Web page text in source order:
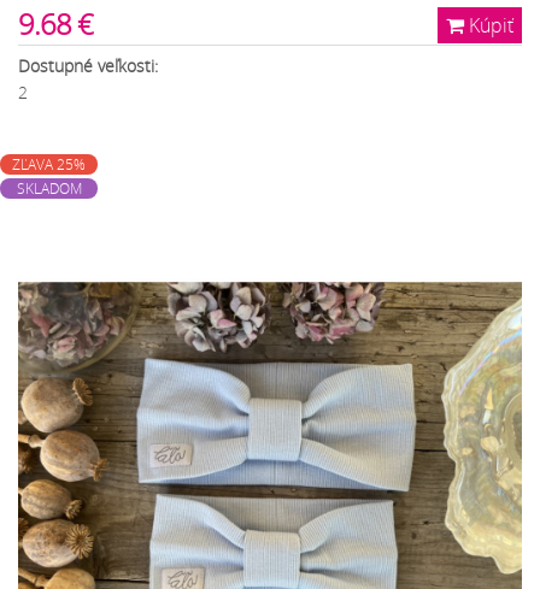
Kúpiť
9.68 €
Dostupné veľkosti:
2
ZĽAVA 25%
SKLADOM